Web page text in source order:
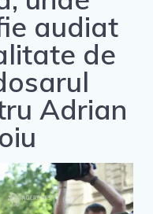
audiat
de
Adrian
k